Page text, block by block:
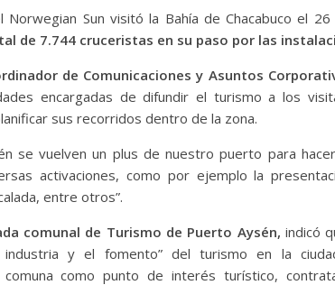
Norwegian Sun visitó la Bahía de Chacabuco el
de 7.744 cruceristas en su paso por las
de Comunicaciones y Asuntos
encargadas de difundir el turismo a los
sus recorridos dentro de la zona.
se vuelven un plus de nuestro puerto para
activaciones, como por ejemplo la
entre otros”.
comunal de Turismo de Puerto Aysén, indicó
y el fomento” del turismo en la
comuna como punto de interés turístico,